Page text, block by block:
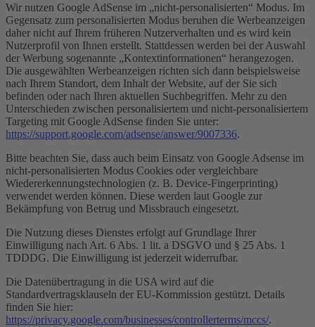
Wir nutzen Google AdSense im „nicht-personalisierten“ Modus. Im
Gegensatz zum personalisierten Modus beruhen die Werbeanzeigen
daher nicht auf Ihrem früheren Nutzerverhalten und es wird kein
Nutzerprofil von Ihnen erstellt. Stattdessen werden bei der Auswahl
der Werbung sogenannte „Kontextinformationen“ herangezogen.
Die ausgewählten Werbeanzeigen richten sich dann beispielsweise
nach Ihrem Standort, dem Inhalt der Website, auf der Sie sich
befinden oder nach Ihren aktuellen Suchbegriffen. Mehr zu den
Unterschieden zwischen personalisiertem und nicht-personalisiertem
Targeting mit Google AdSense finden Sie unter:
https://support.google.com/adsense/answer/9007336.
Bitte beachten Sie, dass auch beim Einsatz von Google Adsense im
nicht-personalisierten Modus Cookies oder vergleichbare
Wiedererkennungstechnologien (z. B. Device-Fingerprinting)
verwendet werden können. Diese werden laut Google zur
Bekämpfung von Betrug und Missbrauch eingesetzt.
Die Nutzung dieses Dienstes erfolgt auf Grundlage Ihrer
Einwilligung nach Art. 6 Abs. 1 lit. a DSGVO und § 25 Abs. 1
TDDDG. Die Einwilligung ist jederzeit widerrufbar.
Die Datenübertragung in die USA wird auf die
Standardvertragsklauseln der EU-Kommission gestützt. Details
finden Sie hier:
https://privacy.google.com/businesses/controllerterms/mccs/.